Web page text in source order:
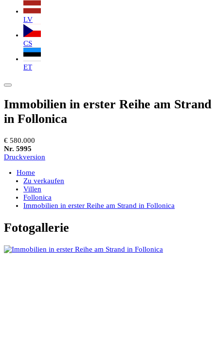
LV
CS
ET
Immobilien in erster Reihe am Strand
in Follonica
€ 580.000
Nr. 5995
Druckversion
Home
Zu verkaufen
Villen
Follonica
Immobilien in erster Reihe am Strand in Follonica
Fotogallerie